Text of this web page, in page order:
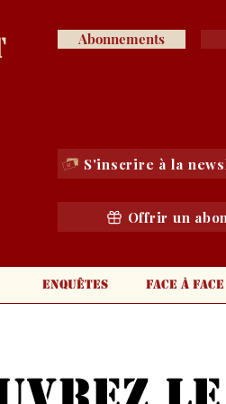
Abonnements
S'inscrire à la
Offrir un
Enquêtes Face à face